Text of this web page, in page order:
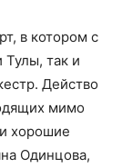
в котором с
Тулы, так и
Действо
мимо
хорошие
Одинцова,